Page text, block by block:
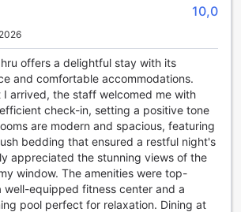
tallelokeroissa, mikä tuo lisäturvaa
on aina valmiina auttamaan
paikallisten nähtävyyksien
Ilmainen Wi-Fi kaikissa
tiloissa takaa, että pysyt
ja perheeseesi tai voit suunnitella
Luggage storage -palvelu
säilyttämisen turvallisesti,
hetkistäsi Johor Bahru'ssa ilman
siivouspalvelu pitää huoneesi aina
jotta voit rentoutua ja nauttia
10,0
offers a delightful stay with its
and comfortable accommodations.
I arrived, the staff welcomed me with
check-in, setting a positive tone
are modern and spacious, featuring
bedding that ensured a restful night's
appreciated the stunning views of the
window. The amenities were top-
well-equipped fitness center and a
pool perfect for relaxation. Dining at